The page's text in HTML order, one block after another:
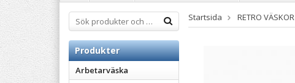
Produkter
Arbetarväska
Startsida RETRO VÄSKOR